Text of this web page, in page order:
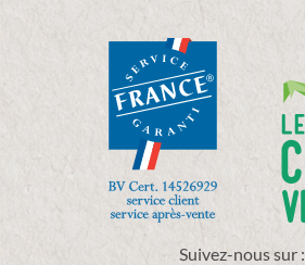
Suivez-nous sur :